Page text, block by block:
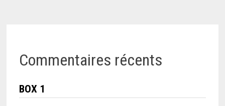
Commentaires récents
BOX 1